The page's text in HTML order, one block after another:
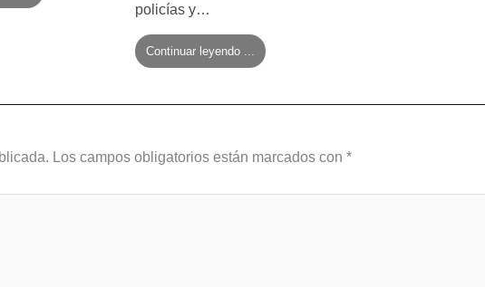
policías y…
Continuar leyendo ...
Los campos obligatorios están marcados con *